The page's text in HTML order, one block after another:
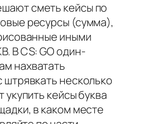
сметь кейсы по
ресурсы (сумма),
иными
В CS: GO один-
нахватать
несколько
кейсы буква
в каком месте